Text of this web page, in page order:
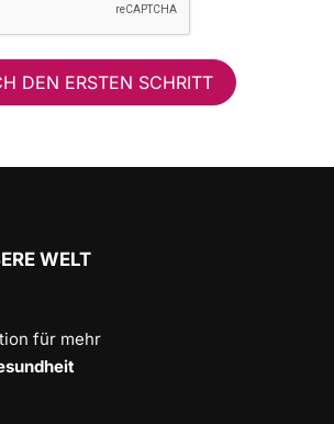
DEN ERSTEN SCHRITT
WELT
für mehr